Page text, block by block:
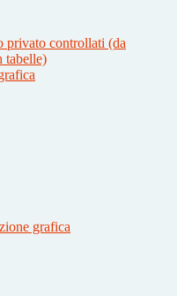
privato controllati (da
tabelle)
grafica